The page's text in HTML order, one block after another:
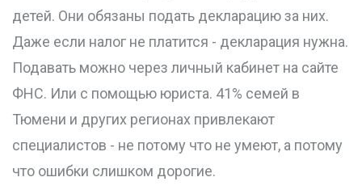
детей. Они обязаны подать декларацию за них.
Даже если налог не платится - декларация нужна.
Подавать можно через личный кабинет на сайте
ФНС. Или с помощью юриста. 41% семей в
Тюмени и других регионах привлекают
специалистов - не потому что не умеют, а потому
что ошибки слишком дорогие.